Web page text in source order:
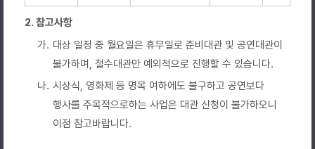
2. 참고사항
가. 대상 일정 중 월요일은 휴무일로 준비대관 및 공연대관이
불가하며, 철수대관만 예외적으로 진행할 수 있습니다.
나. 시상식, 영화제 등 명목 여하에도 불구하고 공연보다
행사를 주목적으로하는 사업은 대관 신청이 불가하오니
이점 참고바랍니다.